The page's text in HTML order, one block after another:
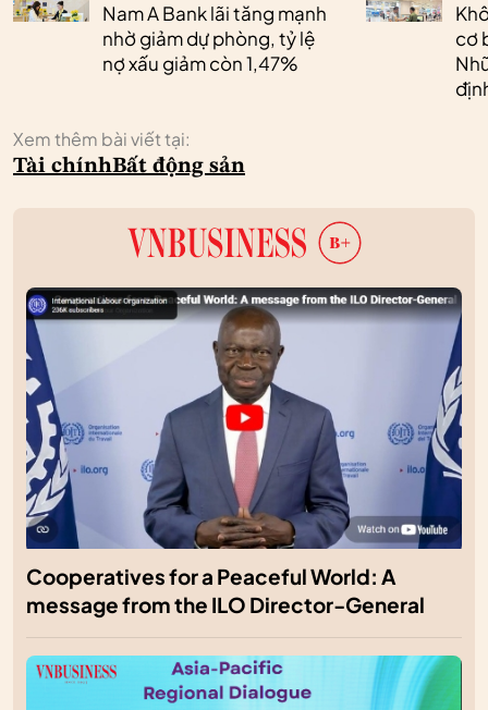
Nam A Bank lãi tăng mạnh
nhờ giảm dự phòng, tỷ lệ
nợ xấu giảm còn 1,47%
cơ
Xem thêm bài viết tại:
Tài chínhBất động sản
Cooperatives for a Peaceful World: A
message from the ILO Director-General